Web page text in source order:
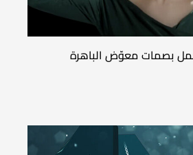
بصمات معوّض الباهرة